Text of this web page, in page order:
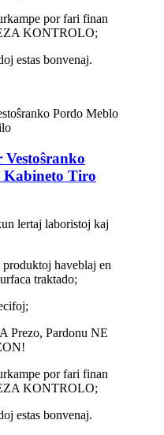
por fari finan
KONTROLO;
estas bonvenaj.
Kabineto Tiro
lertaj laboristoj kaj
haveblaj en
traktado;
Prezo, Pardonu NE
por fari finan
KONTROLO;
estas bonvenaj.